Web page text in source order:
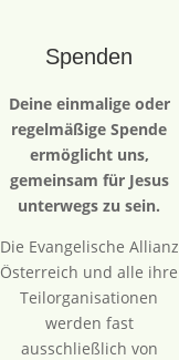
Spenden
Deine einmalige oder
regelmäßige Spende
ermöglicht uns,
gemeinsam für Jesus
unterwegs zu sein.
Die Evangelische Allianz
Österreich und alle ihre
Teilorganisationen
werden fast
ausschließlich von